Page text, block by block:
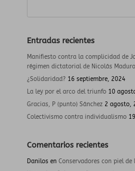
Entradas recientes
Manifiesto contra la complicidad de
régimen dictatorial de Nicolás
¿Solidaridad? 16 septiembre, 2024
La ley por el arco del triunfo 10
Gracias, P (punto) Sánchez 2 agosto,
Colectivismo contra individualismo
Comentarios recientes
Danilosen Conservadores con piel de